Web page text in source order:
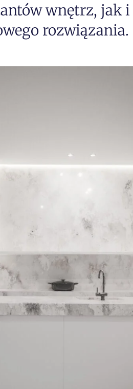
wnętrz, jak
rozwiązania.